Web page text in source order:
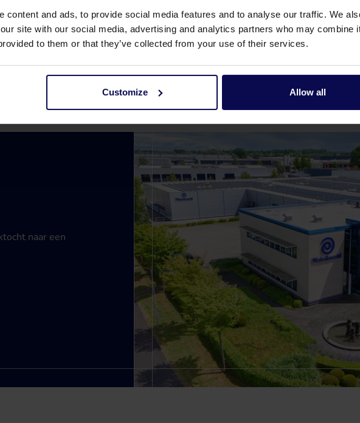
content and ads, to provide social media features and to analyse our traffic. We
site with our social media, advertising and analytics partners who may combine
to them or that they’ve collected from your use of their services.
Customize Allow all
naar een